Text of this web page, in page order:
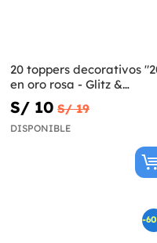
20 toppers decorativos
en oro rosa - Glitz &
Glamour Pink & Rose Gold
S/ 10 S/ 19
DISPONIBLE
-